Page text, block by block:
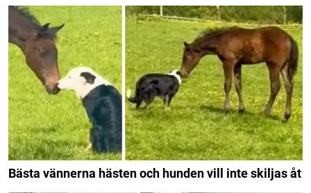
Bästa vännerna hästen och hunden vill inte skiljas åt